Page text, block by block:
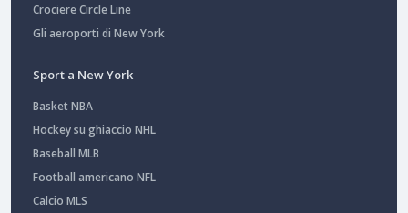
Crociere Circle Line
Gli aeroporti di New York
Sport a New York
Basket NBA
Hockey su ghiaccio NHL
Baseball MLB
Football americano NFL
Calcio MLS